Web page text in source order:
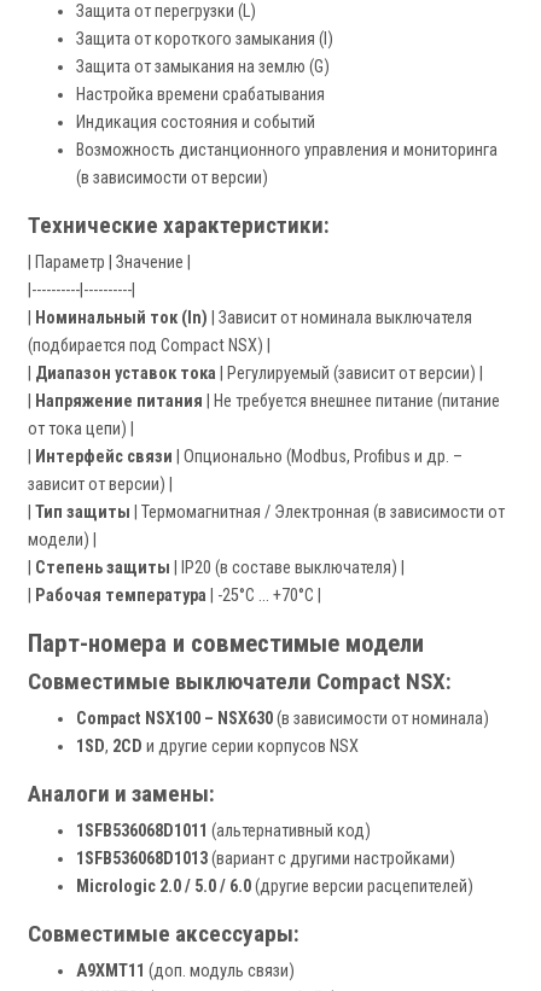
Защита от перегрузки (L)
Защита от короткого замыкания (I)
Защита от замыкания на землю (G)
Настройка времени срабатывания
Индикация состояния и событий
Возможность дистанционного управления и мониторинга
(в зависимости от версии)
Технические характеристики:
| Параметр | Значение |
|----------|----------|
Номинальный ток (In) | Зависит от номинала выключателя
(подбирается под Compact NSX) |
Диапазон уставок тока | Регулируемый (зависит от версии) |
Напряжение питания | Не требуется внешнее питание (питание
от тока цепи) |
Интерфейс связи | Опционально (Modbus, Profibus и др. –
зависит от версии) |
Тип защиты | Термомагнитная / Электронная (в зависимости от
модели) |
Степень защиты | IP20 (в составе выключателя) |
Рабочая температура | -25°C … +70°C |
Парт-номера и совместимые модели
Совместимые выключатели Compact NSX:
Compact NSX100 – NSX630(в зависимости от номинала)
1SD, 2CD и другие серии корпусов NSX
Аналоги и замены:
1SFB536068D1011 (альтернативный код)
1SFB536068D1013(вариант с другими настройками)
Micrologic 2.0 / 5.0 / 6.0(другие версии расцепителей)
Совместимые аксессуары:
A9XMT11 (доп. модуль связи)